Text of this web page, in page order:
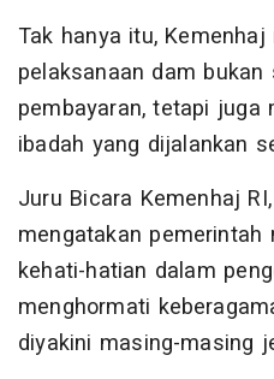
Tak hanya itu,
pelaksanaan dam bukan
pembayaran, tetapi juga
ibadah yang dijalankan
Juru Bicara Kemenhaj
mengatakan pemerintah
kehati-hatian dalam
menghormati
diyakini masing-masing